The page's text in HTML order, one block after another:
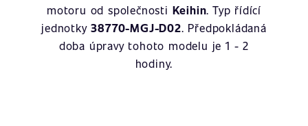
motoru od společnosti Keihin. Typ řídící
jednotky38770-MGJ-D02. Předpokládaná
doba úpravy tohoto modelu je 1 - 2
hodiny.